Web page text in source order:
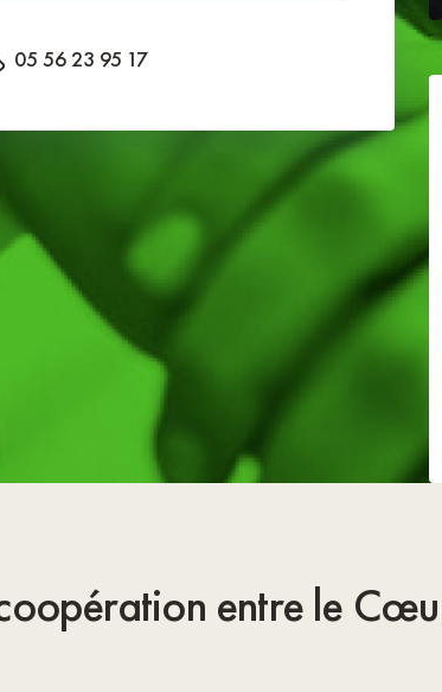
05 56 23 95 17
entre le